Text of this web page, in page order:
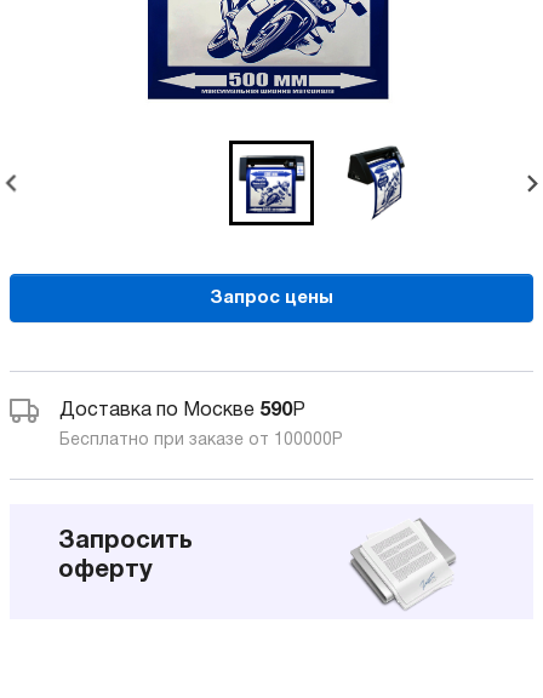
Запрос цены
Доставка по Москве 590Р
Бесплатно при заказе от 100000 Р
Запросить
оферту